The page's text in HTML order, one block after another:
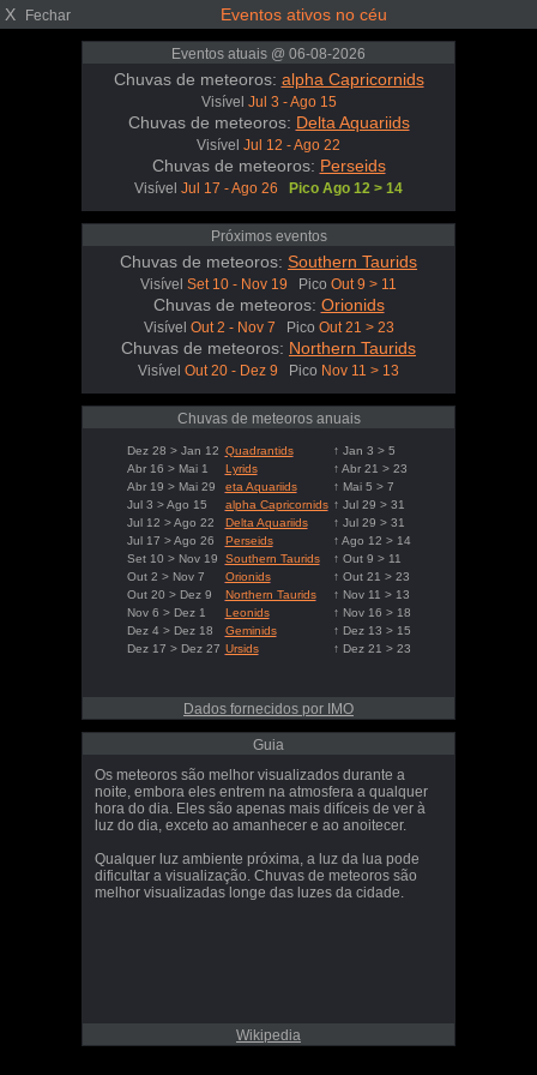
X Fechar Eventos ativos no céu
Eventos atuais @ 06-08-2026
Chuvas de meteoros: alpha Capricornids
Visível Jul 3 - Ago 15
Chuvas de meteoros: Delta Aquariids
Visível Jul 12 - Ago 22
Chuvas de meteoros: Perseids
Visível Jul 17 - Ago 26 Pico Ago 12 > 14
Próximos eventos
Chuvas de meteoros: Southern Taurids
Visível Set 10 - Nov 19 Pico Out 9 > 11
Chuvas de meteoros: Orionids
Visível Out 2 - Nov 7 Pico Out 21 > 23
Chuvas de meteoros: Northern Taurids
Visível Out 20 - Dez 9 Pico Nov 11 > 13
Chuvas de meteoros anuais
Dez 28 > Jan 12 Quadrantids
↑ Jan 3 > 5
Abr 16 > Mai 1
Lyrids
↑ Abr 21 > 23
Abr 19 > Mai 29
eta Aquariids
↑ Mai 5 > 7
Jul 3 > Ago 15
alpha Capricornids ↑ Jul 29 > 31
Jul 12 > Ago 22
Delta Aquariids
↑ Jul 29 > 31
Jul 17 > Ago 26
Perseids
↑ Ago 12 > 14
Set 10 > Nov 19
Southern Taurids
↑ Out 9 > 11
Out 2 > Nov 7
Orionids
↑ Out 21 > 23
Out 20 > Dez 9
Northern Taurids
↑ Nov 11 > 13
Nov 6 > Dez 1
Leonids
↑ Nov 16 > 18
Dez 4 > Dez 18
Geminids
↑ Dez 13 > 15
Dez 17 > Dez 27 Ursids ↑ Dez 21 > 23
Dados fornecidos por IMO
Guia
Os meteoros são melhor visualizados durante a
noite, embora eles entrem na atmosfera a qualquer
hora do dia. Eles são apenas mais difíceis de ver à
luz do dia, exceto ao amanhecer e ao anoitecer.
Qualquer luz ambiente próxima, a luz da lua pode
dificultar a visualização. Chuvas de meteoros são
melhor visualizadas longe das luzes da cidade.
Wikipedia